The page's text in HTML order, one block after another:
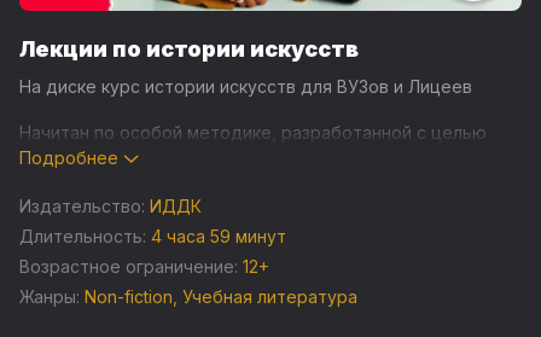
Лекции по истории искусств
На диске курс истории искусств для ВУЗов и Лицеев
Начитан по особой методике, разработанной с целью
повысить усваиваемостьматериала и увеличения
Высших учебных заведений РФ. В Поддиректории Mobile
с высокой степенью сжатия. 316 иллюстраций.
Содержание курса:
Подробнее
Издательство: ИДДК
Длительность: 4 часа 59 минут
Возрастное ограничение: 12+
Жанры: Non-fiction Учебная литература